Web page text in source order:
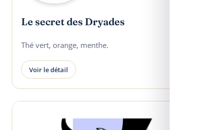
Le secret des Dryades
Thé vert, orange, menthe.
Voir le détail